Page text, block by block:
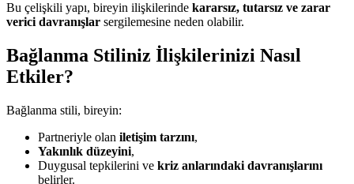
Bu çelişkili yapı, bireyin ilişkilerinde kararsız, tutarsız ve zarar
verici davranışlar sergilemesine neden olabilir.
Bağlanma Stiliniz İlişkilerinizi Nasıl
Etkiler?
Bağlanma stili, bireyin:
Partneriyle olan iletişim tarzını,
Yakınlık düzeyini,
Duygusal tepkilerini ve kriz anlarındaki davranışlarını
belirler.